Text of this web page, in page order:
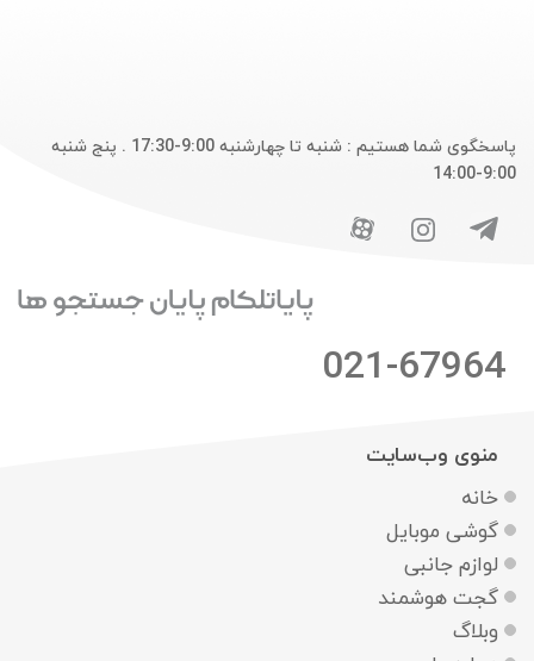
پاسخگوی شما هستیم : شنبه تا چهارشنبه 9:00-17:30 . پنج شنبه
9:00-14:00
021-67964
منوی وب‌سایت
خانه
گوشی موبایل
لوازم جانبی
گجت هوشمند
وبلاگ